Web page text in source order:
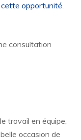
opportunité.
consultation
travail en équipe,
occasion de